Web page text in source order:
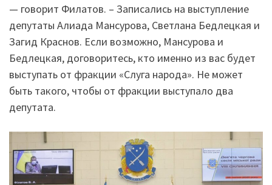
— говорит Филатов. – Записались на выступление
депутаты Алиада Мансурова, Светлана Бедлецкая и
Загид Краснов. Если возможно, Мансурова и
Бедлецкая, договоритесь, кто именно из вас будет
выступать от фракции «Слуга народа». Не может
быть такого, чтобы от фракции выступало два
депутата.